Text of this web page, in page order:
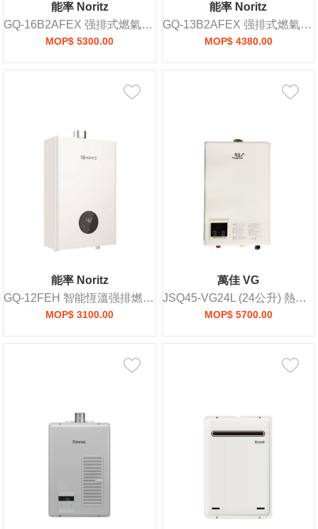
能率 Noritz
GQ-16B2AFEX 强排式燃氣熱水爐
MOP$ 5300.00
能率 Noritz
GQ-13B2AFEX 强排式燃氣熱水爐
MOP$ 4380.00
能率 Noritz
GQ-12FEH 智能恆溫强排燃氣熱水爐
MOP$ 3100.00
萬佳 VG
JSQ45-VG24L (24公升) 熱水爐
MOP$ 5700.00